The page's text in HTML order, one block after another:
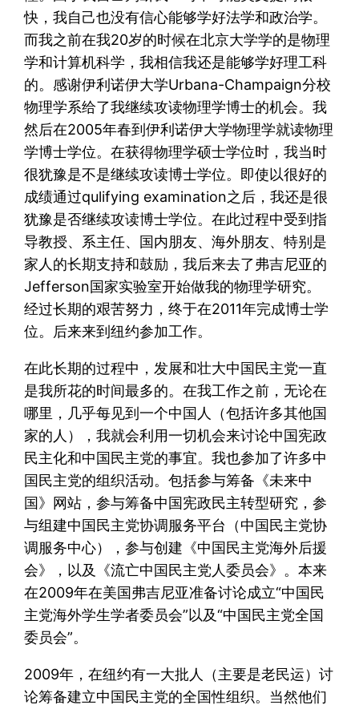
快，我自己也没有信心能够学好法学和政治学。
而我之前在我20岁的时候在北京大学学的是物理
学和计算机科学，我相信我还是能够学好理工科
的。感谢伊利诺伊大学Urbana-Champaign分校
物理学系给了我继续攻读物理学博士的机会。我
然后在2005年春到伊利诺伊大学物理学就读物理
学博士学位。在获得物理学硕士学位时，我当时
很犹豫是不是继续攻读博士学位。即使以很好的
成绩通过qulifying examination之后，我还是很
犹豫是否继续攻读博士学位。在此过程中受到指
导教授、系主任、国内朋友、海外朋友、特别是
家人的长期支持和鼓励，我后来去了弗吉尼亚的
Jefferson国家实验室开始做我的物理学研究。
经过长期的艰苦努力，终于在2011年完成博士学
位。后来来到纽约参加工作。
在此长期的过程中，发展和壮大中国民主党一直
是我所花的时间最多的。在我工作之前，无论在
哪里，几乎每见到一个中国人（包括许多其他国
家的人），我就会利用一切机会来讨论中国宪政
民主化和中国民主党的事宜。我也参加了许多中
国民主党的组织活动。包括参与筹备《未来中
国》网站，参与筹备中国宪政民主转型研究，参
与组建中国民主党协调服务平台（中国民主党协
调服务中心），参与创建《中国民主党海外后援
会》，以及《流亡中国民主党人委员会》。本来
在2009年在美国弗吉尼亚准备讨论成立“中国民
主党海外学生学者委员会”以及“中国民主党全国
委员会”。
2009年，在纽约有一大批人（主要是老民运）讨
论筹备建立中国民主党的全国性组织。当然他们